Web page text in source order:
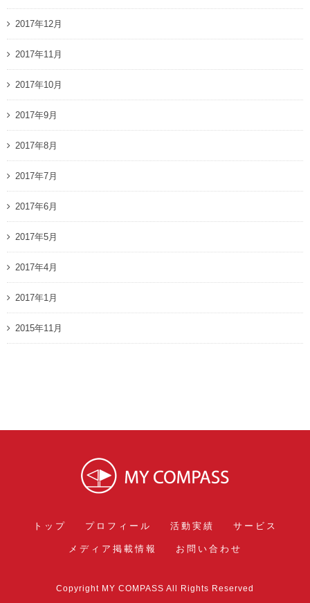
2017年12月
2017年11月
2017年10月
2017年9月
2017年8月
2017年7月
2017年6月
2017年5月
2017年4月
2017年1月
2015年11月
トップ プロフィール 活動実績 サービス
メディア掲載情報 お問い合わせ
Copyright MY COMPASS All Rights Reserved